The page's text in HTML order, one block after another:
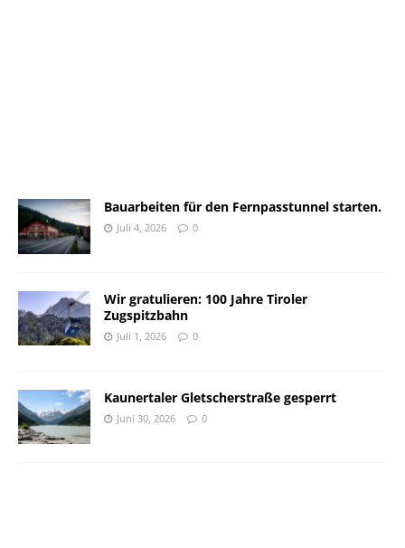
Bauarbeiten für den Fernpasstunnel starten.
Juli 4, 2026 0
Wir gratulieren: 100 Jahre Tiroler
Zugspitzbahn
Juli 1, 2026 0
Kaunertaler Gletscherstraße gesperrt
Juni 30, 2026 0